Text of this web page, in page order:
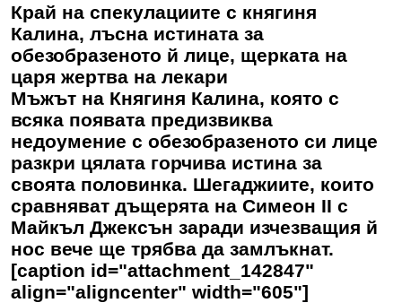
Край на спекулациите с княгиня
Калина, лъсна истината за
обезобразеното й лице, щерката на
царя жертва на лекари
Мъжът на Княгиня Калина, която с
всяка появата предизвиква
недоумение с обезобразеното си лице
разкри цялата горчива истина за
своята половинка. Шегаджиите, които
сравняват дъщерята на Симеон II с
Майкъл Джексън заради изчезващия й
нос вече ще трябва да замлъкнат.
[caption id="attachment_142847"
align="aligncenter" width="605"]